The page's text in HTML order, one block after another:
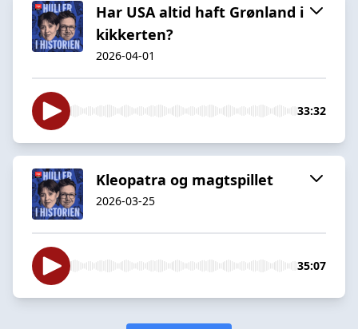
Har USA altid haft Grønland i
kikkerten?
2026-04-01
33:32
Kleopatra og magtspillet
2026-03-25
35:07